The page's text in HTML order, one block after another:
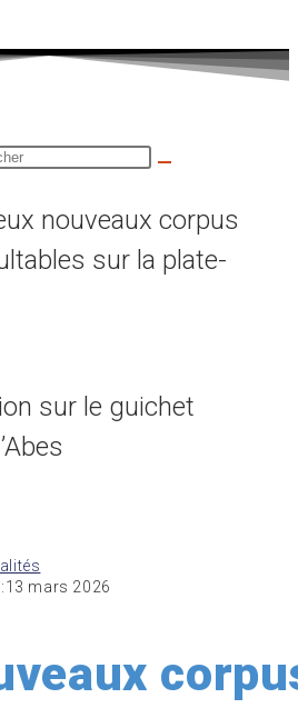
nouveaux corpus
sur la plate-
sur le guichet
13 mars 2026